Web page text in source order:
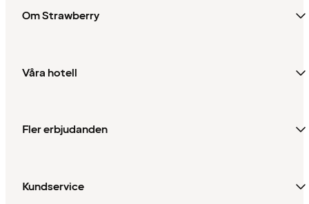
Om Strawberry
Våra hotell
Fler erbjudanden
Kundservice